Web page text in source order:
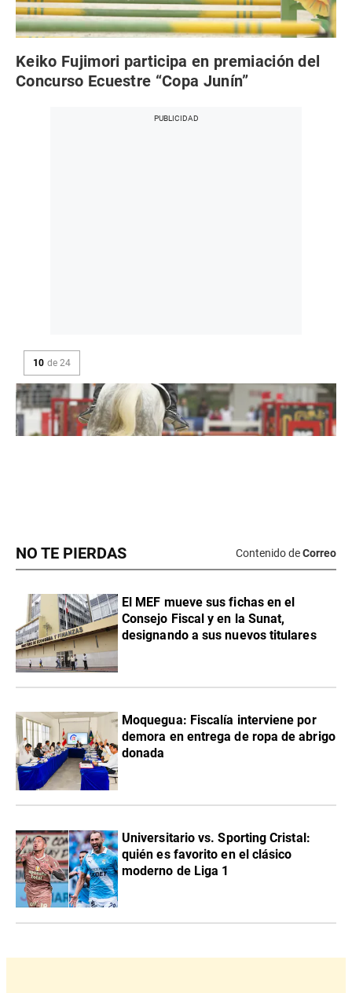
NO TE PIERDAS Contenido deCorreo
El MEF mueve sus fichas en el
Consejo Fiscal y en la Sunat,
designando a sus nuevos titulares
Moquegua: Fiscalía interviene por
demora en entrega de ropa de abrigo
donada
Universitario vs. Sporting Cristal:
quién es favorito en el clásico
moderno de Liga 1